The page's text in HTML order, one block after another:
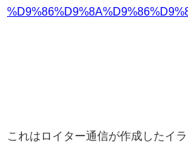
これはロイター通信が作成したイ